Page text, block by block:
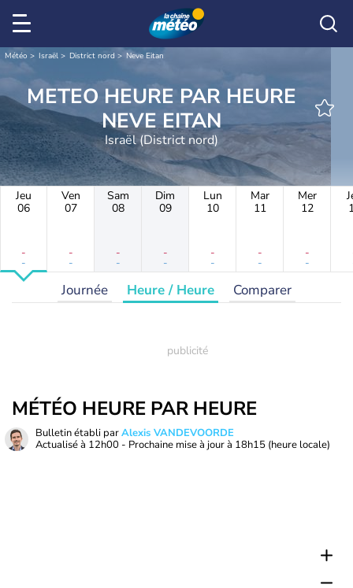
Météo Israël District nord Neve Eitan
METEO HEURE PAR HEURE
NEVE EITAN
Israël (District nord)
Jeu
06
-
-
Ven
07
-
-
Sam
08
-
-
Dim
09
-
-
Lun
10
-
-
Mar
11
-
-
Mer
12
-
-
Journée Heure / Heure Comparer
MÉTÉO HEURE PAR HEURE
Bulletin établi parAlexis VANDEVOORDE
Actualisé à 12h00 - Prochaine mise à jour à 18h15 (heure locale)